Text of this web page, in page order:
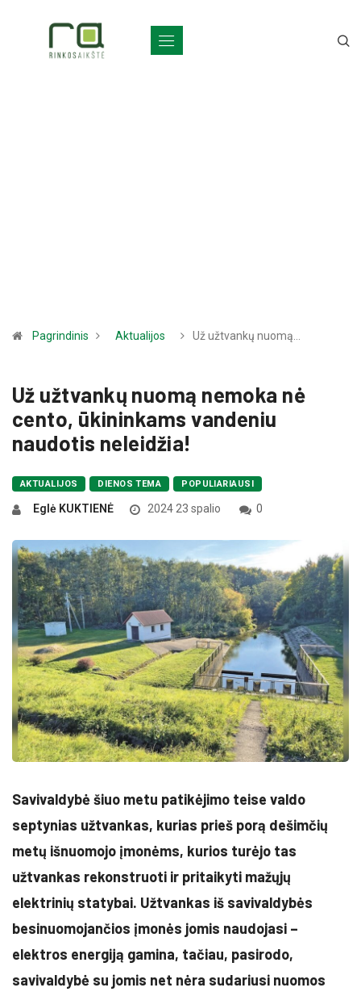
Pagrindinis Aktualijos Už užtvankų nuomą…
Už užtvankų nuomą nemoka nė
cento, ūkininkams vandeniu
naudotis neleidžia!
AKTUALIJOS DIENOS TEMA POPULIARIAUSI
Eglė KUKTIENĖ 2024 23 spalio 0
Savivaldybė šiuo metu patikėjimo teise valdo
septynias užtvankas, kurias prieš porą dešimčių
metų išnuomojo įmonėms, kurios turėjo tas
užtvankas rekonstruoti ir pritaikyti mažųjų
elektrinių statybai. Užtvankas iš savivaldybės
besinuomojančios įmonės jomis naudojasi –
elektros energiją gamina, tačiau, pasirodo,
savivaldybė su jomis net nėra sudariusi nuomos